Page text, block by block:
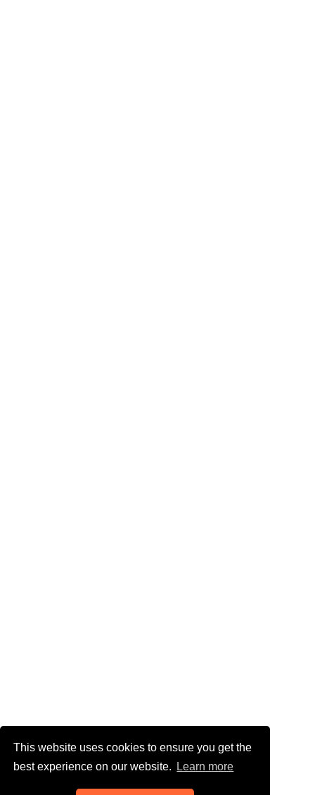
This website uses cookies to ensure you get the
best experience on our website.
Learn more